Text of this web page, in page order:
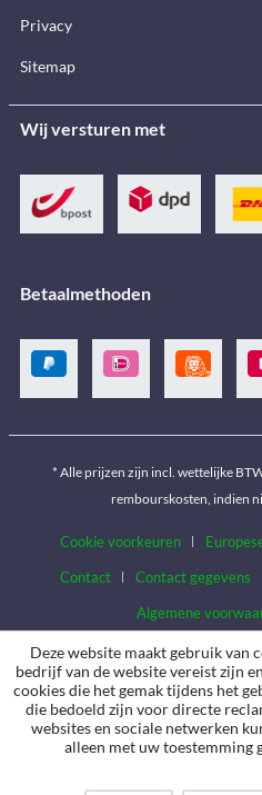
Privacy
Sitemap
Wij versturen met
Betaalmethoden
* Alle prijzen zijn incl. wettelijke
rembourskosten, indien
Cookie voorkeuren
Contact
Contact gegevens
Algemene
Deze website maakt gebruik van
bedrijf van de website vereist zijn
cookies die het gemak tijdens het
die bedoeld zijn voor directe
websites en sociale netwerken
alleen met uw toestemming